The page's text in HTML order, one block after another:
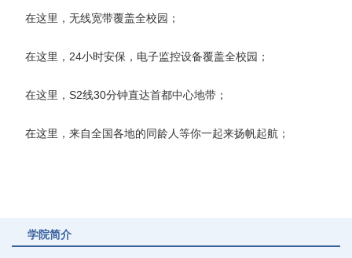
学院简介
在这里，无线宽带覆盖全校园；
在这里，24小时安保，电子监控设备覆盖全校园；
在这里，S2线30分钟直达首都中心地带；
在这里，来自全国各地的同龄人等你一起来扬帆起航；